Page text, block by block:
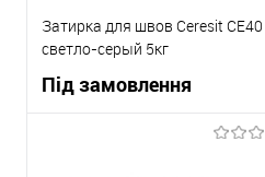
Затирка для швов Ceresit СЕ40
светло-серый 5кг
Під замовлення